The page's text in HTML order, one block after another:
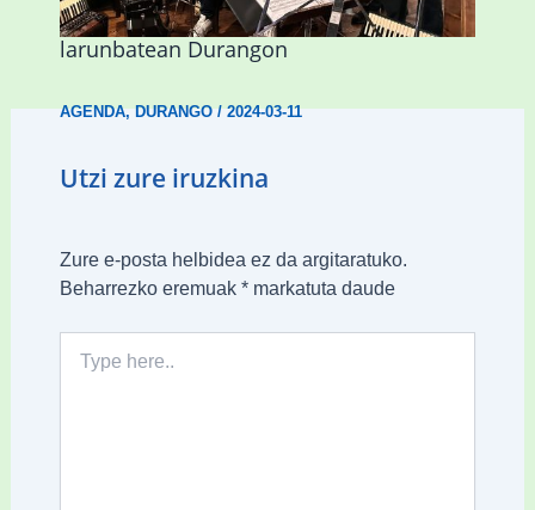
Irlandako patroia ospatuko du
larunbatean Durangon
AGENDA,DURANGO/2024-03-11
Utzi zure iruzkina
Zure e-posta helbidea ez da argitaratuko.
Beharrezko eremuak *markatuta daude
here..